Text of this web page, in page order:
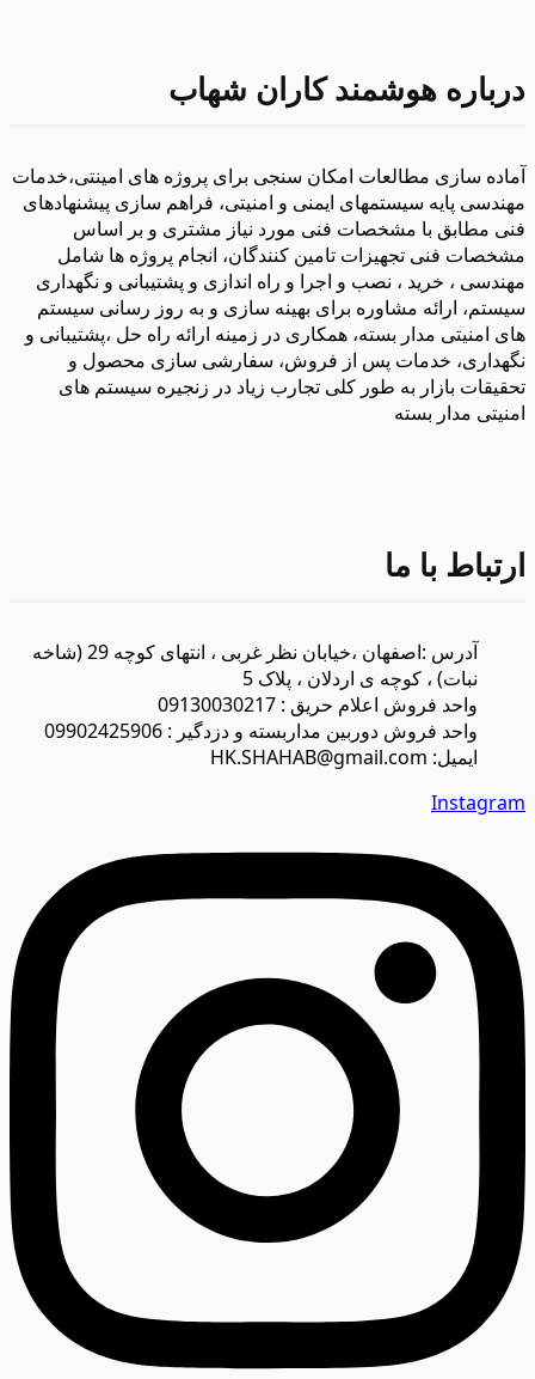
درباره هوشمند کاران شهاب
آماده سازی مطالعات امکان سنجی برای پروژه های امینتی،خدمات
مهندسی پایه سیستمهای ایمنی و امنیتی، فراهم سازی پیشنهادهای
فنی مطابق با مشخصات فنی مورد نیاز مشتری و بر اساس
مشخصات فنی تجهیزات تامین کنندگان، انجام پروژه ها شامل
مهندسی ، خرید ، نصب و اجرا و راه اندازی و پشتیبانی و نگهداری
سیستم، ارائه مشاوره برای بهینه سازی و به روز رسانی سیستم
های امنیتی مدار بسته، همکاری در زمینه ارائه راه حل ،پشتیبانی و
نگهداری، خدمات پس از فروش، سفارشی سازی محصول و
تحقیقات بازار به طور کلی تجارب زیاد در زنجیره سیستم های
امنیتی مدار بسته
ارتباط با ما
آدرس :اصفهان ،خیابان نظر غربی ، انتهای کوچه 29 (شاخه
نبات) ، کوچه ی اردلان ، پلاک 5
واحد فروش اعلام حریق : 09130030217
واحد فروش دوربین مداربسته و دزدگیر : 09902425906
ایمیل: HK.SHAHAB@gmail.com
Instagram